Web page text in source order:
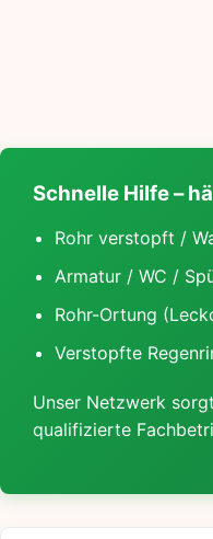
Schnelle Hilfe –
Rohr verstopft /
Armatur / WC /
Rohr-Ortung
Verstopfte
Unser Netzwerk
qualifizierte